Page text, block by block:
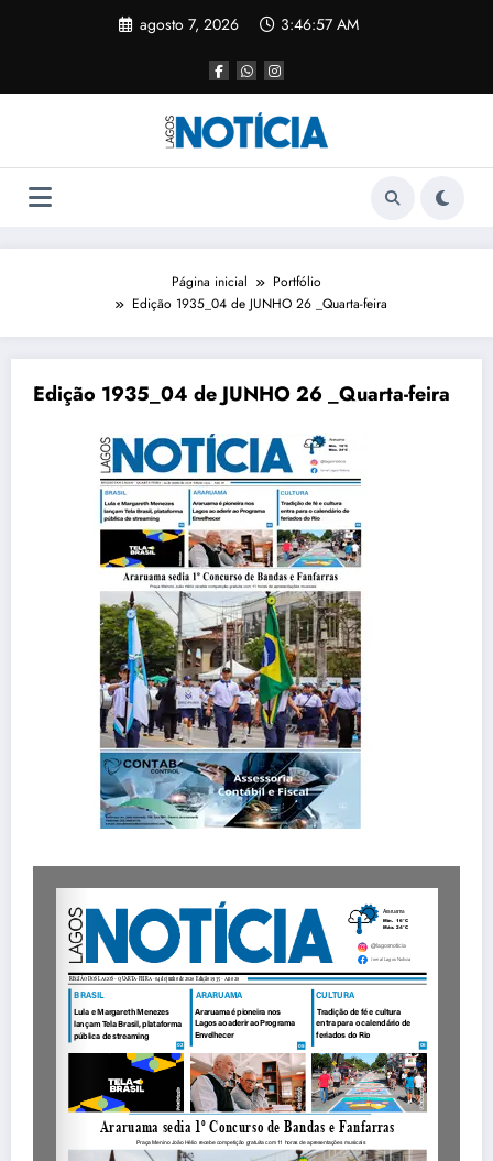
agosto 7, 2026 3:46:57 AM
Página inicial
Portfólio
Edição 1935_04 de JUNHO 26 _Quarta-feira
Edição 1935_04 de JUNHO 26 _Quarta-feira